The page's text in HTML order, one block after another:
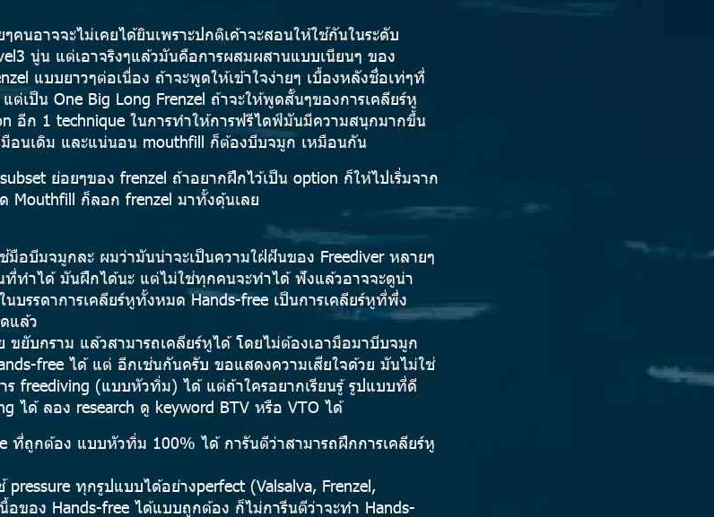
คนอาจจะไม่เคยได้ยินเพราะปกติเค้าจะสอนให้ใช้กันในระดับ
นู่น แต่เอาจริงๆแล้วมันคือการผสมผสานแบบเนียนๆ ของ
แบบยาวๆต่อเนื่อง ถ้าจะพูดให้เข้าใจง่ายๆ เบื้องหลังชื่อเท่ๆที่
เป็น One Big Long Frenzel ถ้าจะให้พูดสั้นๆของการเคลียร์หู
อีก 1 technique ในการทำให้การฟรีไดฟ์มันมีความสนุกมากขึ้น
อนเดิม และแน่นอน mouthfill ก็ต้องบีบจมูก เหมือนกัน
ย่อยๆของ frenzel ถ้าอยากฝึกไว้เป็น option ก็ให้ไปเริ่มจาก
Mouthfill ก็ลอก frenzel มาทั้งดุ้นเลย
อบีมจมูกละ ผมว่ามันน่าจะเป็นความใฝ่ฝันของ Freediver หลายๆ
ทำได้ มันฝึกได้นะ แต่ไม่ใช่ทุกคนจะทำได้ ฟังแล้วอาจจะดูน่า
นบรรดาการเคลียร์หูทั้งหมด Hands-free เป็นการเคลียร์หูที่พึ่ง
แล้ว
ยับกราม แล้วสามารถเคลียร์หูได้ โดยไม่ต้องเอามือมาบีบจมูก
free ได้ แต่ อีกเช่นกันครับ ขอแสดงความเสียใจด้วย มันไม่ใช่
ร freediving (แบบหัวทิ่ม) ได้ แต่ถ้าใครอยากเรียนรู้ รูปแบบที่ดี
ได้ ลอง research ดู keyword BTV หรือ VTO ได้
ที่ถูกต้อง แบบหัวทิ่ม 100% ได้ การันตีว่าสามารถฝึกการเคลียร์หู
ทุกรูปแบบได้อย่างperfect (Valsalva, Frenzel,
อของ Hands-free ได้แบบถูกต้อง ก็ไม่การีนตีว่าจะทำ Hands-